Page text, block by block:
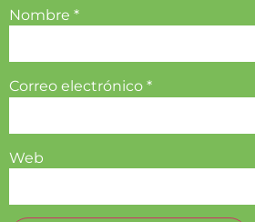
Nombre *
Correo electrónico *
Web